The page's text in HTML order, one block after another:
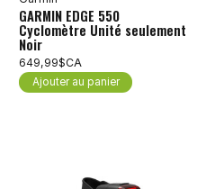
GARMIN EDGE 550
Cyclomètre Unité seulement
Noir
649,99$CA
Ajouter au panier